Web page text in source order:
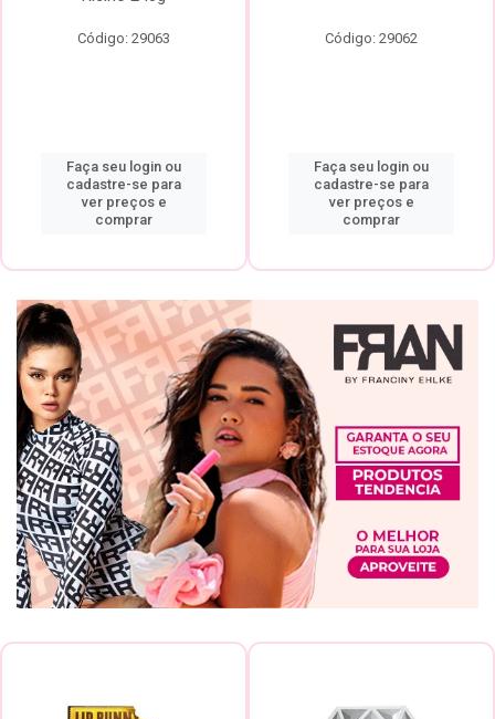
Código: 29063
Faça seu login ou
cadastre-se para
ver preços e
comprar
Código: 29062
Faça seu login ou
cadastre-se para
ver preços e
comprar